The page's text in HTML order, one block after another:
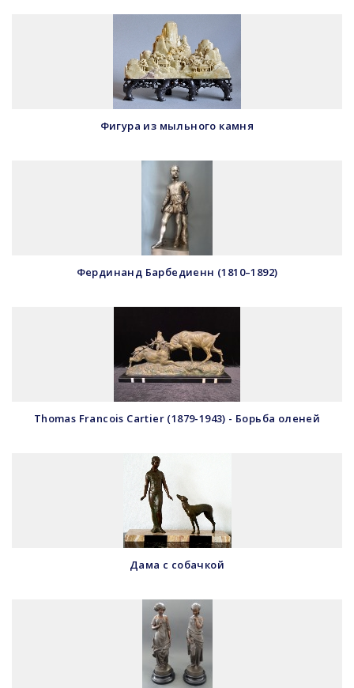
Фигура из мыльного камня
Фердинанд Барбедиенн (1810–1892)
Thomas Francois Cartier (1879-1943) - Борьба оленей
Дама с собачкой